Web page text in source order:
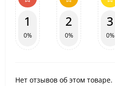
1
0%
2
0%
3
0%
Нет отзывов об этом товаре.